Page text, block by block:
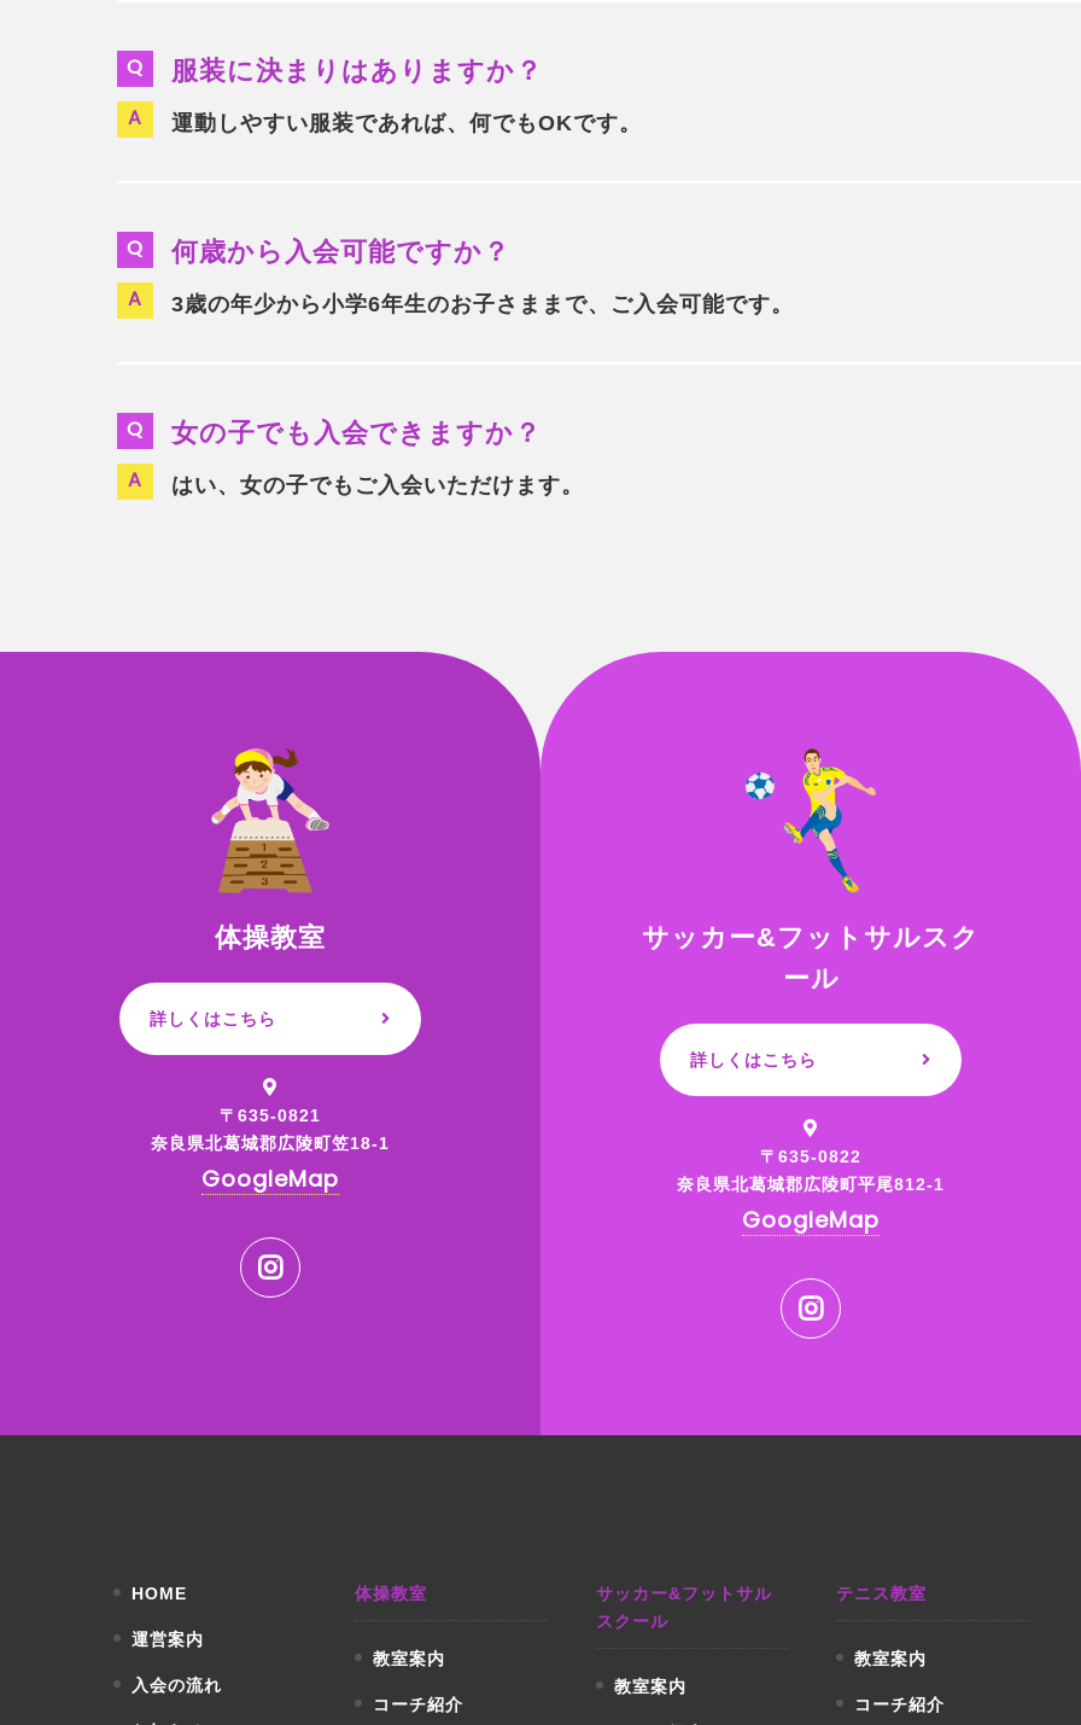
服装に決まりはありますか？
運動しやすい服装であれば、何でもOKです。
何歳から入会可能ですか？
3歳の年少から小学6年生のお子さままで、ご入会可能です。
女の子でも入会できますか？
はい、女の子でもご入会いただけます。
体操教室
詳しくはこちら
〒635-0821
奈良県北葛城郡広陵町笠18-1
GoogleMap
サッカー&フットサルスク
ール
詳しくはこちら
〒635-0822
奈良県北葛城郡広陵町平尾812-1
GoogleMap
HOME
運営案内
入会の流れ
体操教室
教室案内
コーチ紹介
サッカー&フットサル
スクール
教室案内
テニス教室
教室案内
コーチ紹介